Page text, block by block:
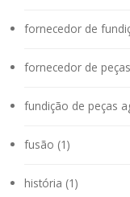
fornecedor de
fornecedor de
fundição de peças
fusão (1)
história (1)